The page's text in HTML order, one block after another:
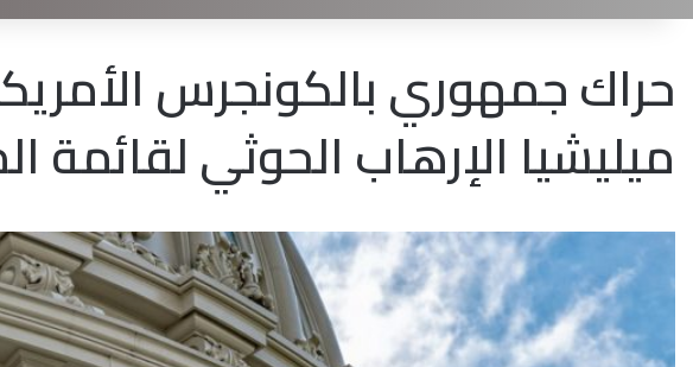
حراك جمهوري بالكونجرس
ميليشيا الإرهاب الحوثي لقائمة